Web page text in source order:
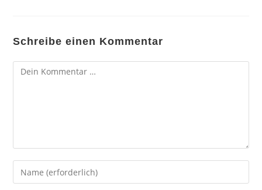
Schreibe einen Kommentar
Kommentar
Gib
deinen